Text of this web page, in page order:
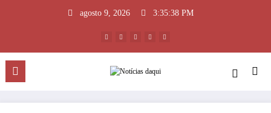
agosto 9, 2026 3:35:39 PM